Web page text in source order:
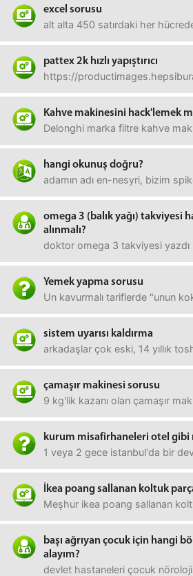
excel sorusu
alt alta 450 satırdaki her
pattex 2k hızlı yapıştırıcı
https://
Kahve makinesini hack'lemek
Delonghi marka filtre kahve
hangi okunuş doğru?
adamın adı en-nesyri, bizim
omega 3 (balık yağı) takviyesi
alınmalı?
doktor omega 3 takviyesi yazdı
Yemek yapma sorusu
Un kavurmalı tariflerde "unun
sistem uyarısı kaldırma
arkadaşlar çok eski, 14 yıllık
çamaşır makinesi sorusu
9 kg'lik kazanı olan çamaşır
kurum misafirhaneleri otel gibi
1 veya 2 gece istanbul'da bir
İkea poang sallanan koltuk
Meşhur ikea poang sallanan
başı ağrıyan çocuk için hangi
alayım?
devlet hastaneleri çocuk